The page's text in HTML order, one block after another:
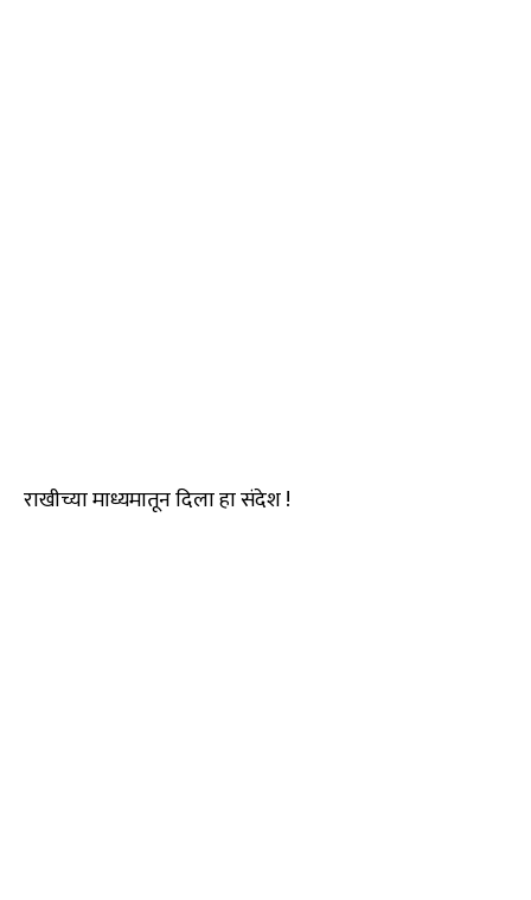
राखीच्या माध्यमातून दिला हा संदेश !